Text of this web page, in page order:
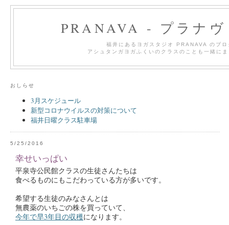
PRANAVA - プラナ
福井にあるヨガスタジオ PRANAVA のブロ
アシュタンガヨガふくいのクラスのことも一緒に
おしらせ
3月スケジュール
新型コロナウイルスの対策について
福井日曜クラス駐車場
5/25/2016
幸せいっぱい
平泉寺公民館クラスの生徒さんたちは
食べるものにもこだわっている方が多いです。
希望する生徒のみなさんとは
無農薬のいちごの株を買っていて、
今年で早3年目の収穫になります。